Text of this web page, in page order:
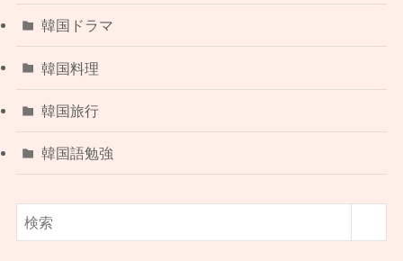
韓国ドラマ
韓国料理
韓国旅行
韓国語勉強